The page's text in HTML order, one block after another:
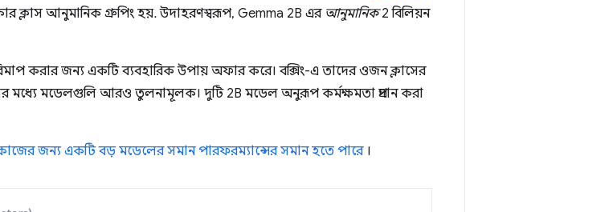
ক্লাস আনুমানিক গ্রুপিং হয়. উদাহরণস্বরূপ, Gemma 2B এর আনুমানিক2 বিলিয়ন
করার জন্য একটি ব্যবহারিক উপায় অফার করে। বক্সিং-এ তাদের ওজন ক্লাসের
মডেলগুলি আরও তুলনামূলক। দুটি 2B মডেল অনুরূপ কর্মক্ষমতা প্রদান করা
কাজের জন্য একটি বড় মডেলের সমান পারফরম্যান্সের সমান হতে পারে।